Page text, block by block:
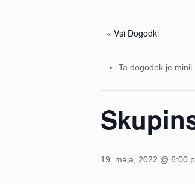
« Vsi Dogodki
Ta dogodek je minil.
19. maja, 2022 @ 6:00